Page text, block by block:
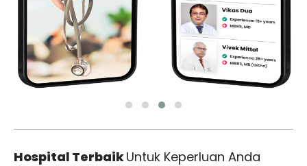
Hospital TerbaikUntuk Keperluan Anda